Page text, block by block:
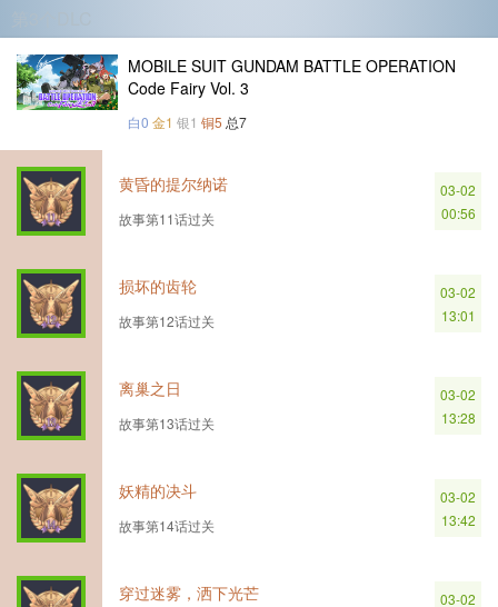
MOBILE SUIT GUNDAM BATTLE OPERATION
Code Fairy Vol. 3
白0 金1 银1 铜5 总7
黄昏的提尔纳诺
故事第11话过关
03-02
00:56
损坏的齿轮
故事第12话过关
03-02
13:01
离巢之日
故事第13话过关
03-02
13:28
妖精的决斗
故事第14话过关
03-02
13:42
穿过迷雾，洒下光芒
03-02